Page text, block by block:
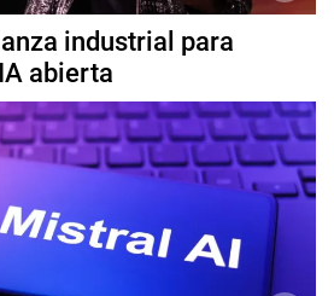
industrial para
abierta